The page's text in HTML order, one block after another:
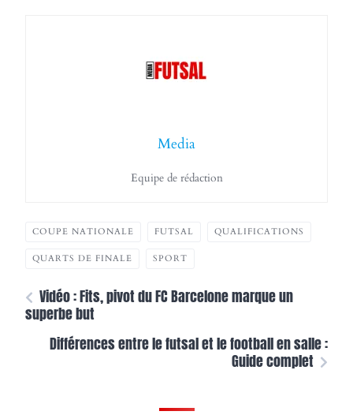
Media
Equipe de rédaction
COUPE NATIONALE FUTSAL QUALIFICATIONS
QUARTS DE FINALE SPORT
Vidéo : Fits, pivot du FC Barcelone marque un
superbe but
Différences entre le futsal et le football en salle :
Guide complet